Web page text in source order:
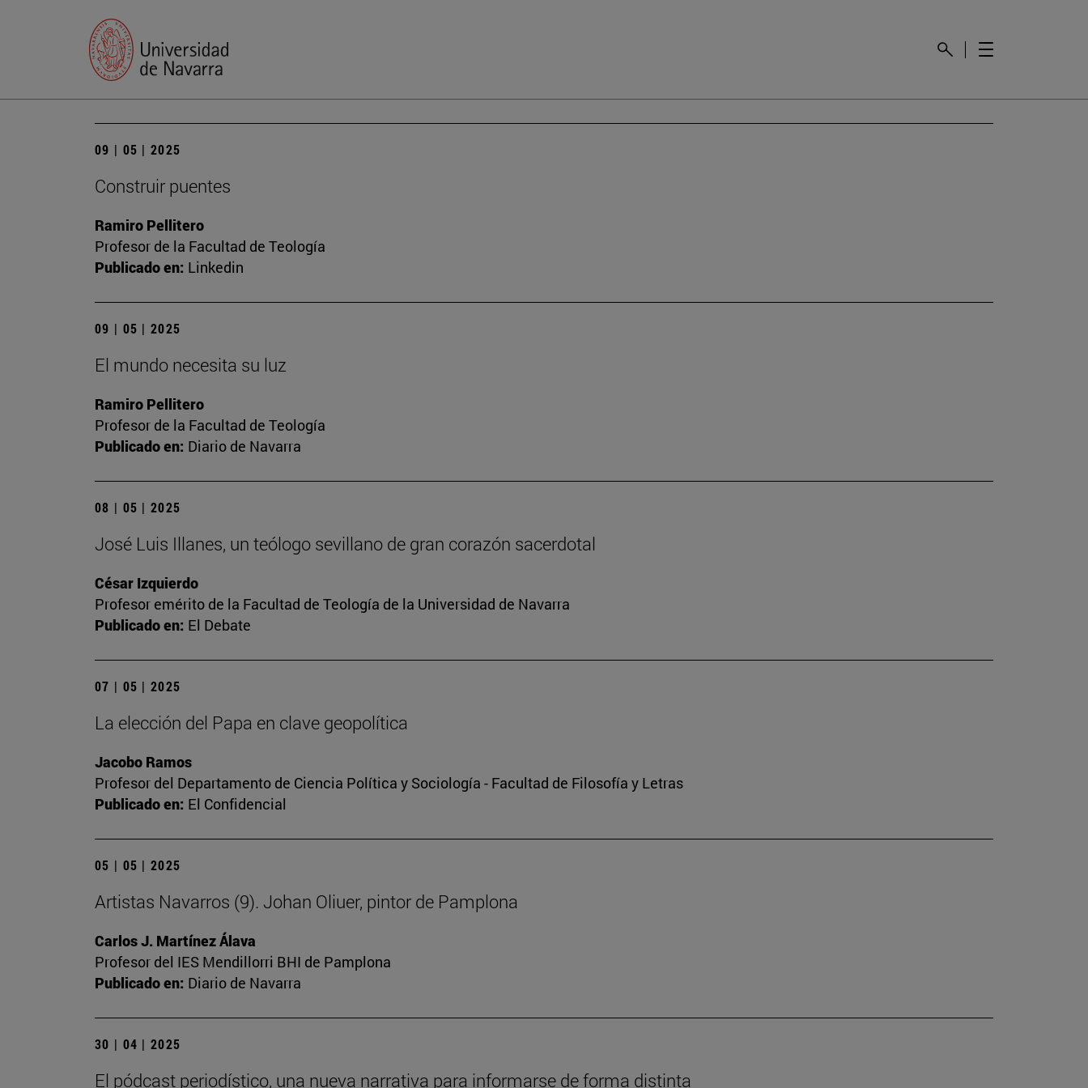
09 | 05 | 2025
Construir puentes
Ramiro Pellitero
Profesor de la Facultad de Teología
Publicado en: Linkedin
09 | 05 | 2025
El mundo necesita su luz
Ramiro Pellitero
Profesor de la Facultad de Teología
Publicado en: Diario de Navarra
08 | 05 | 2025
José Luis Illanes, un teólogo sevillano de gran corazón sacerdotal
César Izquierdo
Profesor emérito de la Facultad de Teología de la Universidad de Navarra
Publicado en: El Debate
07 | 05 | 2025
La elección del Papa en clave geopolítica
Jacobo Ramos
Profesor del Departamento de Ciencia Política y Sociología - Facultad de Filosofía y Letras
Publicado en: El Confidencial
05 | 05 | 2025
Artistas Navarros (9). Johan Oliuer, pintor de Pamplona
Carlos J. Martínez Álava
Profesor del IES Mendillorri BHI de Pamplona
Publicado en: Diario de Navarra
30 | 04 | 2025
El pódcast periodístico, una nueva narrativa para informarse de forma distinta